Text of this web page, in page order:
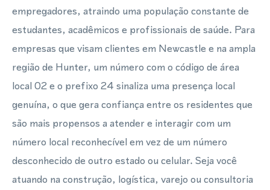
empregadores, atraindo uma população constante de
estudantes, acadêmicos e profissionais de saúde. Para
empresas que visam clientes em Newcastle e na ampla
região de Hunter, um número com o código de área
local 02 e o prefixo 24 sinaliza uma presença local
genuína, o que gera confiança entre os residentes que
são mais propensos a atender e interagir com um
número local reconhecível em vez de um número
desconhecido de outro estado ou celular. Seja você
atuando na construção, logística, varejo ou consultoria